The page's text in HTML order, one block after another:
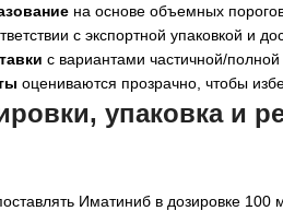
на основе объемных
с экспортной упаковкой и
с вариантами частичной/полной
оцениваются прозрачно, чтобы
упаковка и
Иматиниб в дозировке